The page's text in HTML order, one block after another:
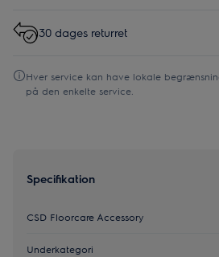
30 dages returret
Hver service kan have lokale
på den enkelte service.
Specifikation
CSD Floorcare Accessory
Underkategori